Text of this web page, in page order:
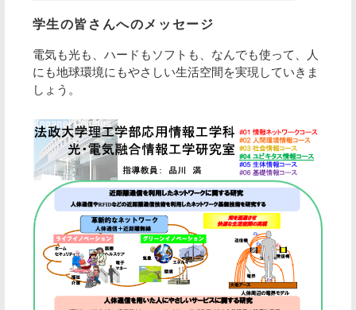
学生の皆さんへのメッセージ
電気も光も、ハードもソフトも、なんでも使って、人
にも地球環境にもやさしい生活空間を実現していきま
しょう。